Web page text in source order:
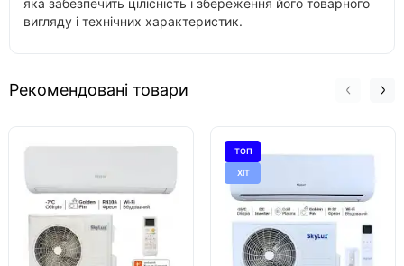
яка забезпечить цілісність і збереження його товарного
вигляду і технічних характеристик.
Рекомендовані товари
ТОП
ХІТ